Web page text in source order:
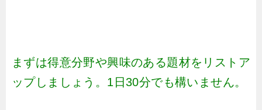
まずは得意分野や興味のある題材をリストア
ップしましょう。1日30分でも構いません。